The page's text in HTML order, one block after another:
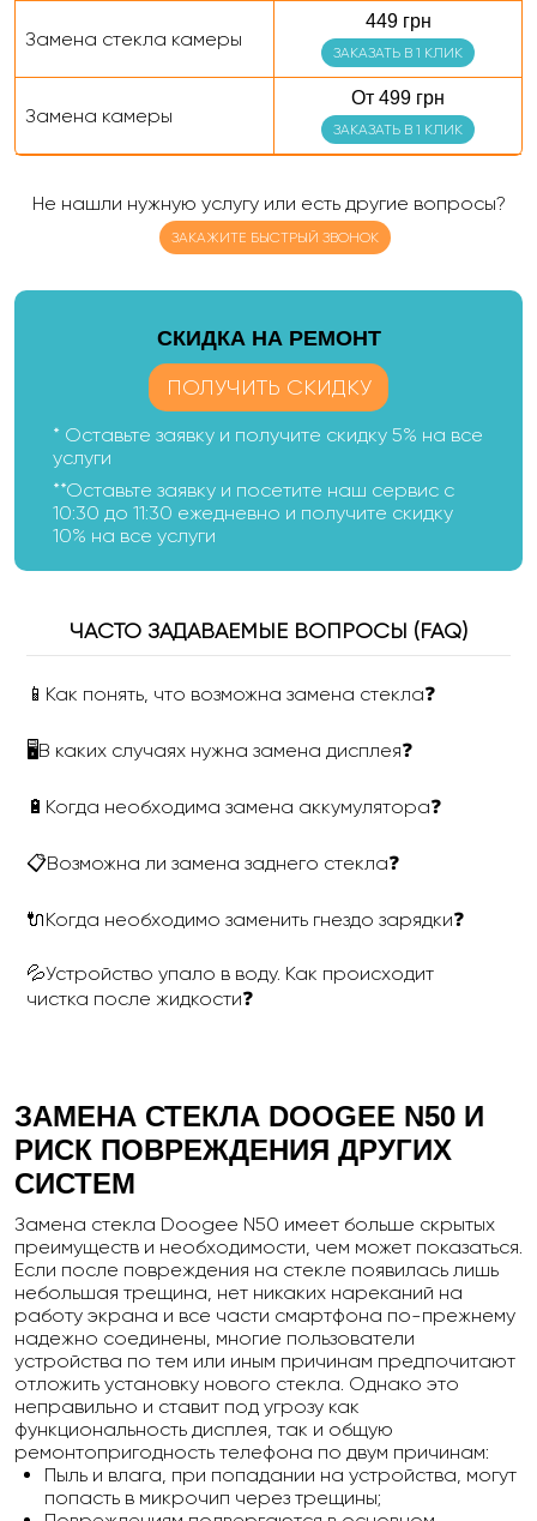
Замена стекла камеры
449 грн
ЗАКАЗАТЬ В 1 КЛИК
Замена камеры
От 499 грн
ЗАКАЗАТЬ В 1 КЛИК
Не нашли нужную услугу или есть другие вопросы?
ЗАКАЖИТЕ БЫСТРЫЙ ЗВОНОК
CКИДКА НА РЕМОНТ
ПОЛУЧИТЬ СКИДКУ
* Оставьте заявку и получите скидку 5% на все
услуги
**Оставьте заявку и посетите наш сервис с
10:30 до 11:30 ежедневно и получите скидку
10% на все услуги
ЧАСТО ЗАДАВАЕМЫЕ ВОПРОСЫ (FAQ)
📱Как понять, что возможна замена стекла❓
🖥В каких случаях нужна замена дисплея❓
🔋Когда необходима замена аккумулятора❓
📋Возможна ли замена заднего стекла❓
🔌Когда необходимо заменить гнездо зарядки❓
💦Устройство упало в воду. Как происходит
чистка после жидкости❓
ЗАМЕНА СТЕКЛА DOOGEE N50 И
РИСК ПОВРЕЖДЕНИЯ ДРУГИХ
СИСТЕМ
Замена стекла Doogee N50 имеет больше скрытых
преимуществ и необходимости, чем может показаться.
Если после повреждения на стекле появилась лишь
небольшая трещина, нет никаких нареканий на
работу экрана и все части смартфона по-прежнему
надежно соединены, многие пользователи
устройства по тем или иным причинам предпочитают
отложить установку нового стекла. Однако это
неправильно и ставит под угрозу как
функциональность дисплея, так и общую
ремонтопригодность телефона по двум причинам:
Пыль и влага, при попадании на устройства, могут
попасть в микрочип через трещины;